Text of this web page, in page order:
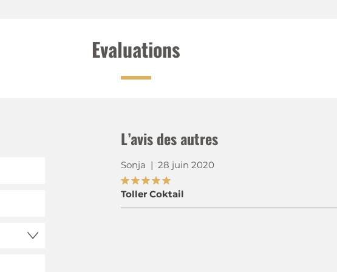
Evaluations
L’avis des autres
Sonja | 28 juin 2020
Toller Coktail